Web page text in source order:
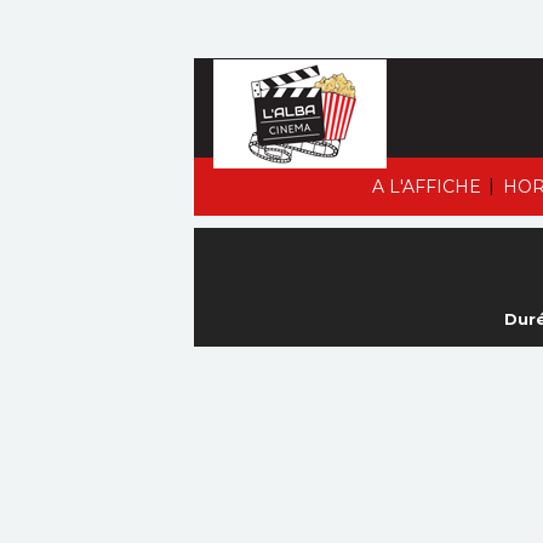
A L'AFFICHE |